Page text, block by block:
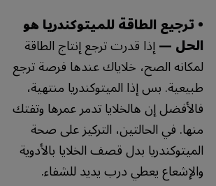
• ترجيع الطاقة للميتوكندريا هو
الحل —إذا قدرت ترجع إنتاج الطاقة
لمكانه الصح، خلاياك عندها فرصة ترجع
طبيعية. بس إذا الميتوكندريا منتهية،
فالأفضل إن هالخلايا تدمر عمرها وتفتك
منها. في الحالتين، التركيز على صحة
الميتوكندريا بدل قصف الخلايا بالأدوية
والإشعاع يعطي درب يديد للشفاء.